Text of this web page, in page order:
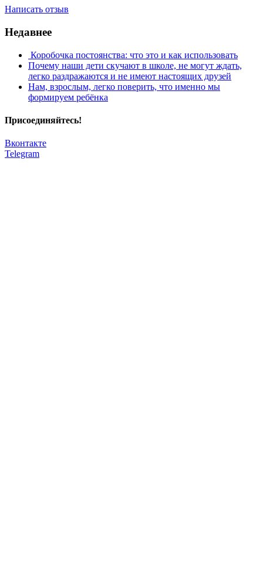
Написать отзыв
Недавнее
​ Коробочка постоянства: что это и как использовать
Почему наши дети скучают в школе, не могут ждать,
легко раздражаются и не имеют настоящих друзей
​Нам, взрослым, легко поверить, что именно мы
формируем ребёнка
Присоединяйтесь!
Вконтакте
Telegram